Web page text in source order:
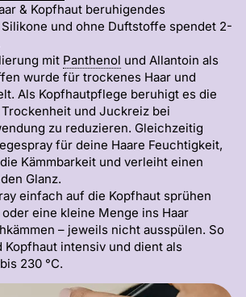
& Kopfhaut beruhigendes
und ohne Duftstoffe spendet 2-
mit Panthenol und Allantoin als
wurde für trockenes Haar und
Als Kopfhautpflege beruhigt es die
und Juckreiz bei
zu reduzieren. Gleichzeitig
für deine Haare Feuchtigkeit,
Kämmbarkeit und verleiht einen
Glanz.
einfach auf die Kopfhaut sprühen
eine kleine Menge ins Haar
– jeweils nicht ausspülen. So
Kopfhaut intensiv und dient als
230 °C.